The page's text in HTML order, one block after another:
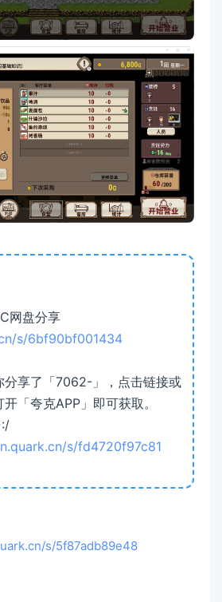
网盘分享
s/6bf90bf001434
分享了「7062-」，点击链接或
「夸克APP」即可获取。
s/fd4720f97c81
s/5f87adb89e48